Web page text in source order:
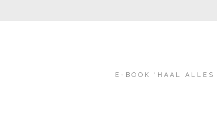
E-BOOK ‘HAAL